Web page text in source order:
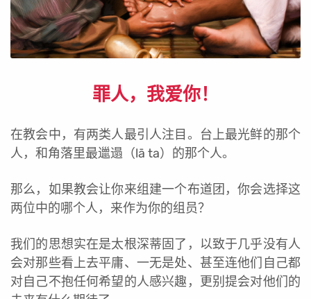
罪人，我爱你！
在教会中，有两类人最引人注目。台上最光鲜的那个
人，和角落里最邋遢（lā ta）的那个人。
那么，如果教会让你来组建一个布道团，你会选择这
两位中的哪个人，来作为你的组员？
我们的思想实在是太根深蒂固了，以致于几乎没有人
会对那些看上去平庸、一无是处、甚至连他们自己都
对自己不抱任何希望的人感兴趣，更别提会对他们的